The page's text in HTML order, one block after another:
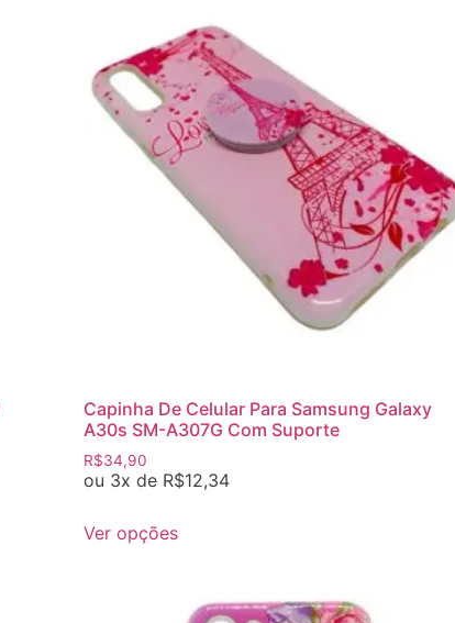
Capinha De Celular Para Samsung Galaxy
A30s SM-A307G Com Suporte
R$34,90
ou 3x de R$12,34
Ver opções